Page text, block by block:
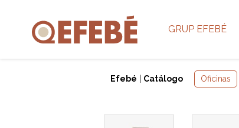
GRUP EFEBÉ
Efebé Catálogo Oficinas